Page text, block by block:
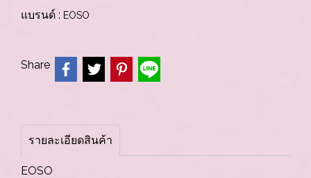
แบรนด์ : EOSO
Share
รายละเอียดสินค้า
EOSO